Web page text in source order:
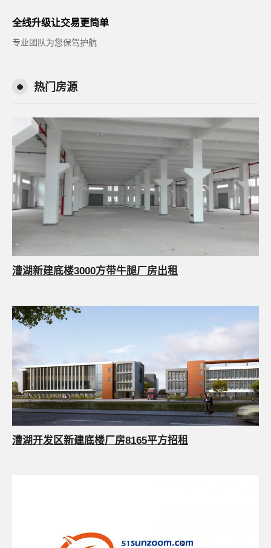
全线升级让交易更简单
专业团队为您保驾护航
热门房源
漕湖新建底楼3000方带牛腿厂房出租
漕湖开发区新建底楼厂房8165平方招租